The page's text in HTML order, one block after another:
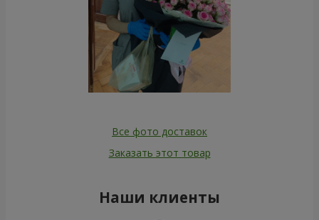
Все фото доставок
Заказать этот товар
Наши клиенты